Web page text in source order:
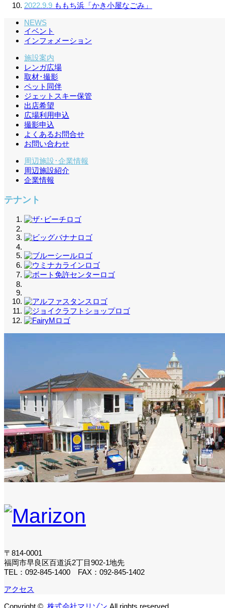
2022.9.9 ももち浜「かき小屋なごみ」
NEWS
イベント
インフォメーション
施設案内
レンガ広場
取材･撮影
ペット同伴
ジェットスキー保管
出店希望
広場利用申込
撮影申込
よくあるお問合せ
お問い合わせ
周辺施設･企業情報
周辺施設紹介
企業情報
テナント
〒814-0001
福岡市早良区百道浜2丁目902-1地先
TEL：092-845-1400 FAX：092-845-1402
アクセス
Copyright © 株式会社マリゾン All rights reserved.